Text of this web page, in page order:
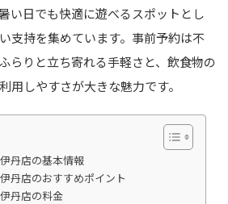
い日でも快適に遊べるスポットとし
支持を集めています。事前予約は不
らりと立ち寄れる手軽さと、飲食物の
用しやすさが大きな魅力です。
丹店の基本情報
丹店のおすすめポイント
丹店の料金